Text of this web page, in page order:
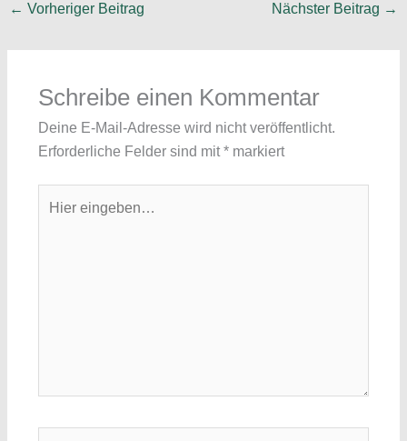
← Vorheriger Beitrag Nächster Beitrag →
Schreibe einen Kommentar
Deine E-Mail-Adresse wird nicht veröffentlicht.
Erforderliche Felder sind mit*markiert
eingeben…